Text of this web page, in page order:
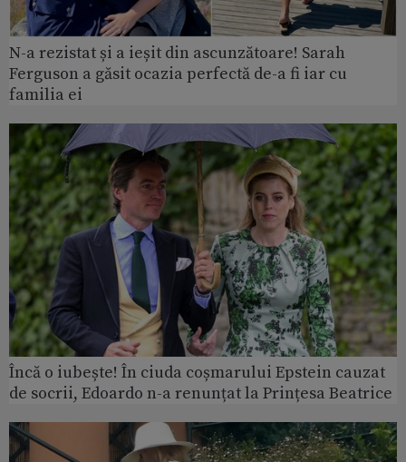
N-a rezistat și a ieșit din ascunzătoare! Sarah
Ferguson a găsit ocazia perfectă de-a fi iar cu
familia ei
Încă o iubește! În ciuda coșmarului Epstein cauzat
de socrii, Edoardo n-a renunțat la Prințesa Beatrice